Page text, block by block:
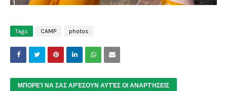
Tags CAMP photos
ΜΠΟΡΕΊ ΝΑ ΣΑΣ ΑΡΈΣΟΥΝ ΑΥΤΈΣ ΟΙ ΑΝΑΡΤΉΣΕΙΣ